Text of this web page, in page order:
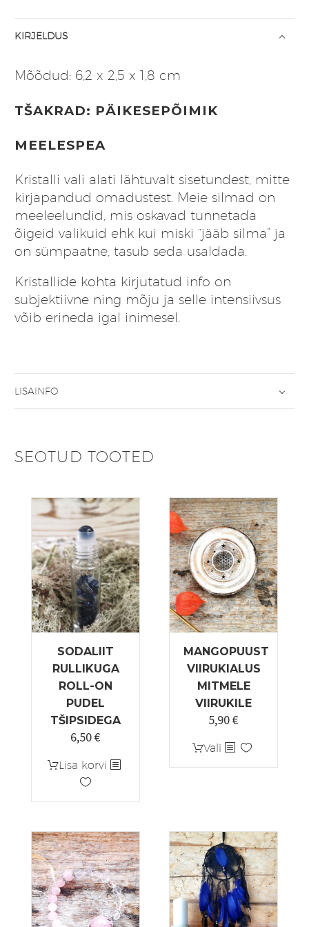
KIRJELDUS
Mõõdud: 6,2 x 2,5 x 1,8 cm
TŠAKRAD: PÄIKESEPÕIMIK
MEELESPEA
Kristalli vali alati lähtuvalt sisetundest, mitte
kirjapandud omadustest. Meie silmad on
meeleelundid, mis oskavad tunnetada
õigeid valikuid ehk kui miski “jääb silma” ja
on sümpaatne, tasub seda usaldada.
Kristallide kohta kirjutatud info on
subjektiivne ning mõju ja selle intensiivsus
võib erineda igal inimesel.
LISAINFO
SEOTUD TOOTED
SODALIIT
RULLIKUGA
ROLL-ON
PUDEL
TŠIPSIDEGA
6,50€
Lisa korvi
MANGOPUUST
VIIRUKIALUS
MITMELE
VIIRUKILE
5,90€
Vali Sellel
tootel
Valikuid
saab
teha
tootelehel.